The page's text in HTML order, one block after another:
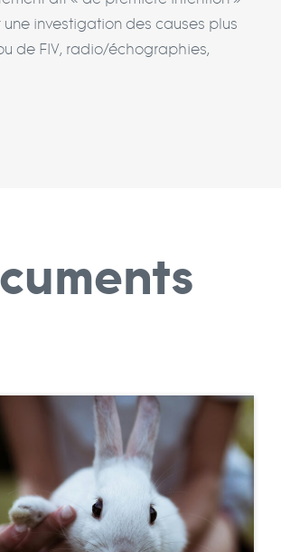
investigation des causes plus
de FIV, radio/échographies,